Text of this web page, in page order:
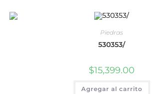
Piedras
530353/
$15,399.00
Agregar al carrito